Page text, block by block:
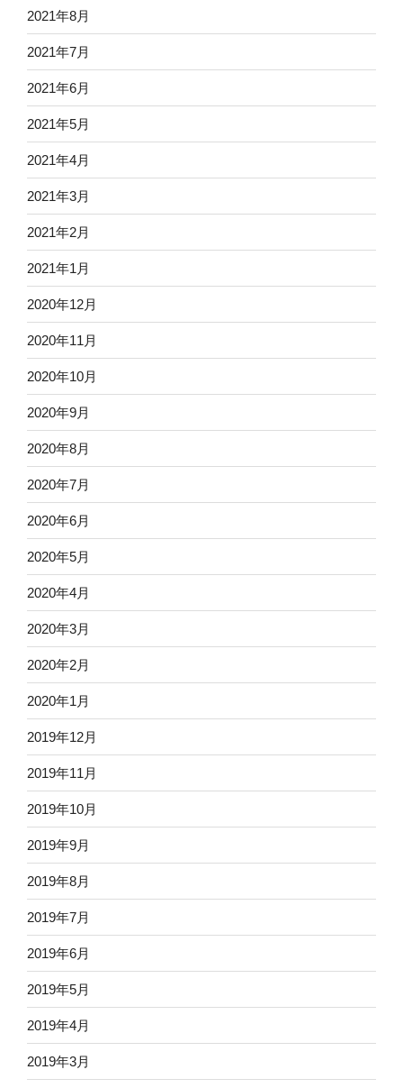
2021年8月
2021年7月
2021年6月
2021年5月
2021年4月
2021年3月
2021年2月
2021年1月
2020年12月
2020年11月
2020年10月
2020年9月
2020年8月
2020年7月
2020年6月
2020年5月
2020年4月
2020年3月
2020年2月
2020年1月
2019年12月
2019年11月
2019年10月
2019年9月
2019年8月
2019年7月
2019年6月
2019年5月
2019年4月
2019年3月